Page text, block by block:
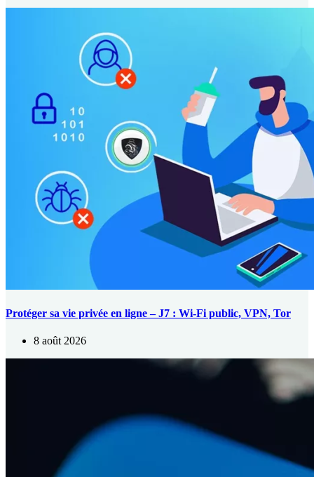
Protéger sa vie privée en ligne – J7 : Wi-Fi public, VPN, Tor
8 août 2026